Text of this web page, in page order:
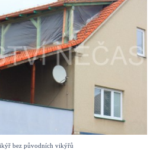
bez původních vikýřů